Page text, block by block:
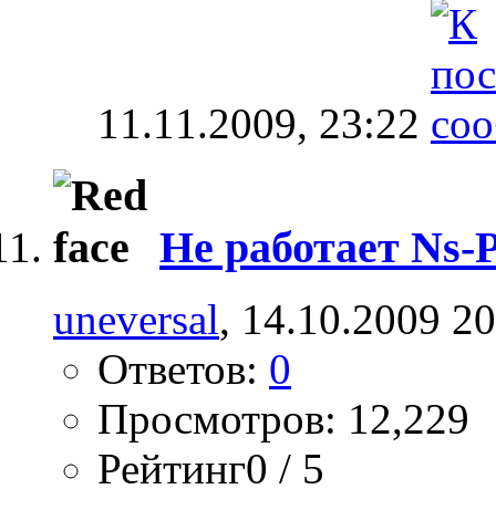
11.11.2009, 23:22
Не работает Ns-
uneversal, 14.10.2009
Ответов: 0
Просмотров: 12,229
Рейтинг0 / 5